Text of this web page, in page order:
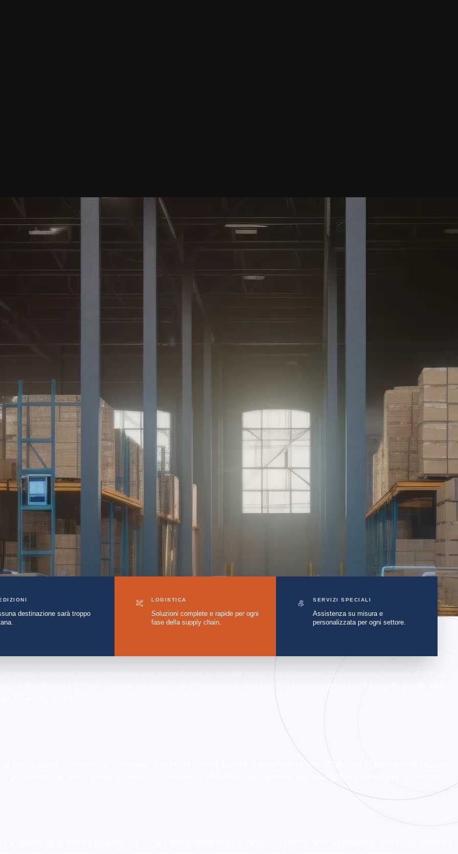
destinazione sarà troppo
LOGISTICA
Soluzioni complete e rapide per ogni
fase della supply chain.
SERVIZI SPECIALI
Assistenza su misura e
personalizzata per ogni settore.
nostre soluzioni sono innovative per semplificare la vita dei nostri clienti, con un'attenzione particolare ai servizi
è dedicato a fornire risposte professionali e competenti, mentre i prezzi competitivi sono garantiti grazie alla
nostri clienti un supporto completo. Inoltre, la nostra licenza d'importatore negli Stati Uniti ci permette di facilitare
garantendo ai nostri clienti un servizio completo e affidabile che risponde alle più rigorose normative del settore.